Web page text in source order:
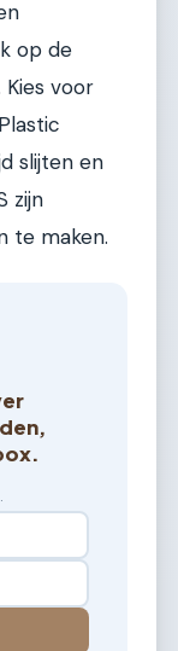
op de
voor
slijten en
zijn
te maken.